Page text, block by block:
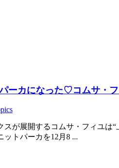
ーカになった♡コムサ・
スが展開するコムサ・フィユは
ットパーカを12月8 ...